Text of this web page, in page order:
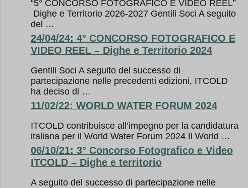
“5° CONCORSO FOTOGRAFICO E VIDEO REEL”
Dighe e Territorio 2026-2027 Gentili Soci A seguito
del …
24/04/24: 4° CONCORSO FOTOGRAFICO E
VIDEO REEL – Dighe e Territorio 2024
Gentili Soci A seguito del successo di
partecipazione nelle precedenti edizioni, ITCOLD
ha deciso di …
11/02/22: WORLD WATER FORUM 2024
ITCOLD contribuisce all’impegno per la candidatura
italiana per il World Water Forum 2024 Il World …
06/10/21: 3° Concorso Fotografico e Video
ITCOLD – Dighe e territorio
A seguito del successo di partecipazione nelle